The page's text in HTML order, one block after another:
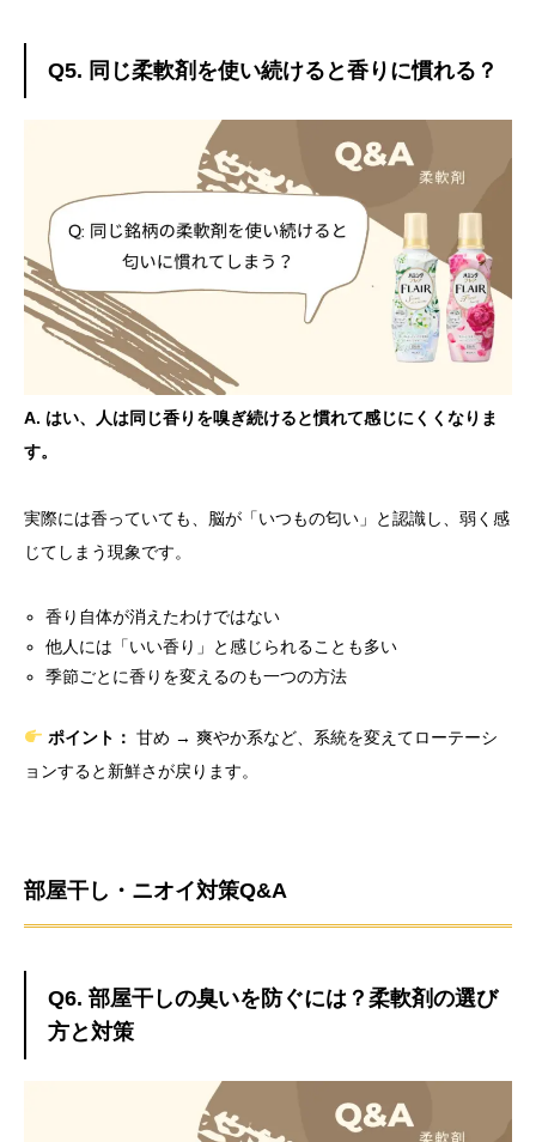
Q5. 同じ柔軟剤を使い続けると香りに慣れる？
A. はい、人は同じ香りを嗅ぎ続けると慣れて感じにくくなりま
す。
実際には香っていても、脳が「いつもの匂い」と認識し、弱く感
じてしまう現象です。
香り自体が消えたわけではない
他人には「いい香り」と感じられることも多い
季節ごとに香りを変えるのも一つの方法
ポイント： 甘め → 爽やか系など、系統を変えてローテーシ
ョンすると新鮮さが戻ります。
部屋干し・ニオイ対策Q&A
Q6. 部屋干しの臭いを防ぐには？柔軟剤の選び
方と対策